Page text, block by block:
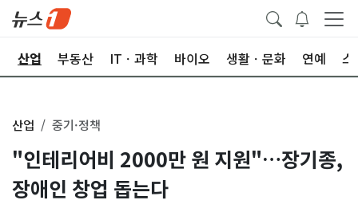
산업 부동산 ITㆍ과학 바이오 생활ㆍ문화 연예 스
산업 중기·정책
"인테리어비 2000만 원 지원"…장기종,
장애인 창업 돕는다